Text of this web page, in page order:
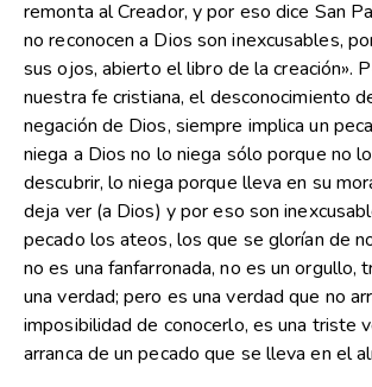
remonta al Creador, y por eso dice San
no reconocen a Dios son inexcusables,
sus ojos, abierto el libro de la creación».
nuestra fe cristiana, el desconocimiento
negación de Dios, siempre implica un
niega a Dios no lo niega sólo porque no
descubrir, lo niega porque lleva en su
deja ver (a Dios) y por eso son
pecado los ateos, los que se glorían de
no es una fanfarronada, no es un orgullo,
una verdad; pero es una verdad que no
imposibilidad de conocerlo, es una triste
arranca de un pecado que se lleva en el